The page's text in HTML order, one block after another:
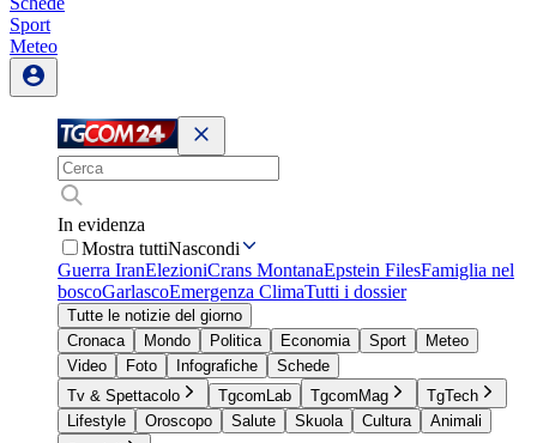
Sport
Meteo
In evidenza
Mostra tuttiNascondi
Guerra IranElezioniCrans MontanaEpstein FilesFamiglia nel
boscoGarlascoEmergenza ClimaTutti i dossier
Tutte le notizie del giorno
Cronaca
Mondo Politica Economia Sport
Meteo
Video
Foto Infografiche
Schede
Tv & Spettacolo
TgcomLab TgcomMag
TgTech
Lifestyle
Oroscopo Salute Skuola Cultura
Animali